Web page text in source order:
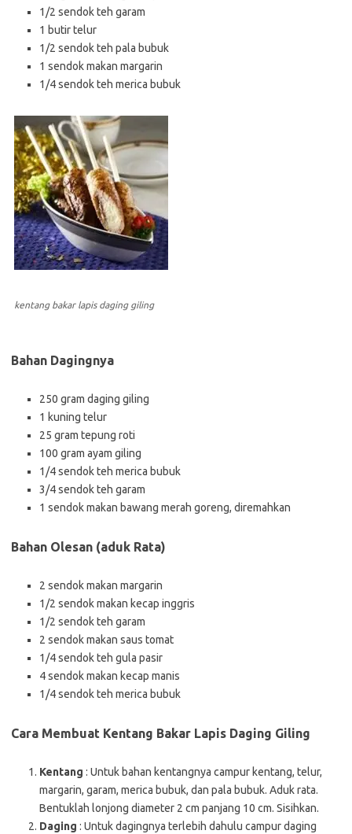
1/2 sendok teh garam
1 butir telur
1/2 sendok teh pala bubuk
1 sendok makan margarin
1/4 sendok teh merica bubuk
kentang bakar lapis daging giling
Bahan Dagingnya
250 gram daging giling
1 kuning telur
25 gram tepung roti
100 gram ayam giling
1/4 sendok teh merica bubuk
3/4 sendok teh garam
1 sendok makan bawang merah goreng, diremahkan
Bahan Olesan (aduk Rata)
2 sendok makan margarin
1/2 sendok makan kecap inggris
1/2 sendok teh garam
2 sendok makan saus tomat
1/4 sendok teh gula pasir
4 sendok makan kecap manis
1/4 sendok teh merica bubuk
Cara Membuat Kentang Bakar Lapis Daging Giling
Kentang : Untuk bahan kentangnya campur kentang, telur,
margarin, garam, merica bubuk, dan pala bubuk. Aduk rata.
Bentuklah lonjong diameter 2 cm panjang 10 cm. Sisihkan.
Daging : Untuk dagingnya terlebih dahulu campur daging